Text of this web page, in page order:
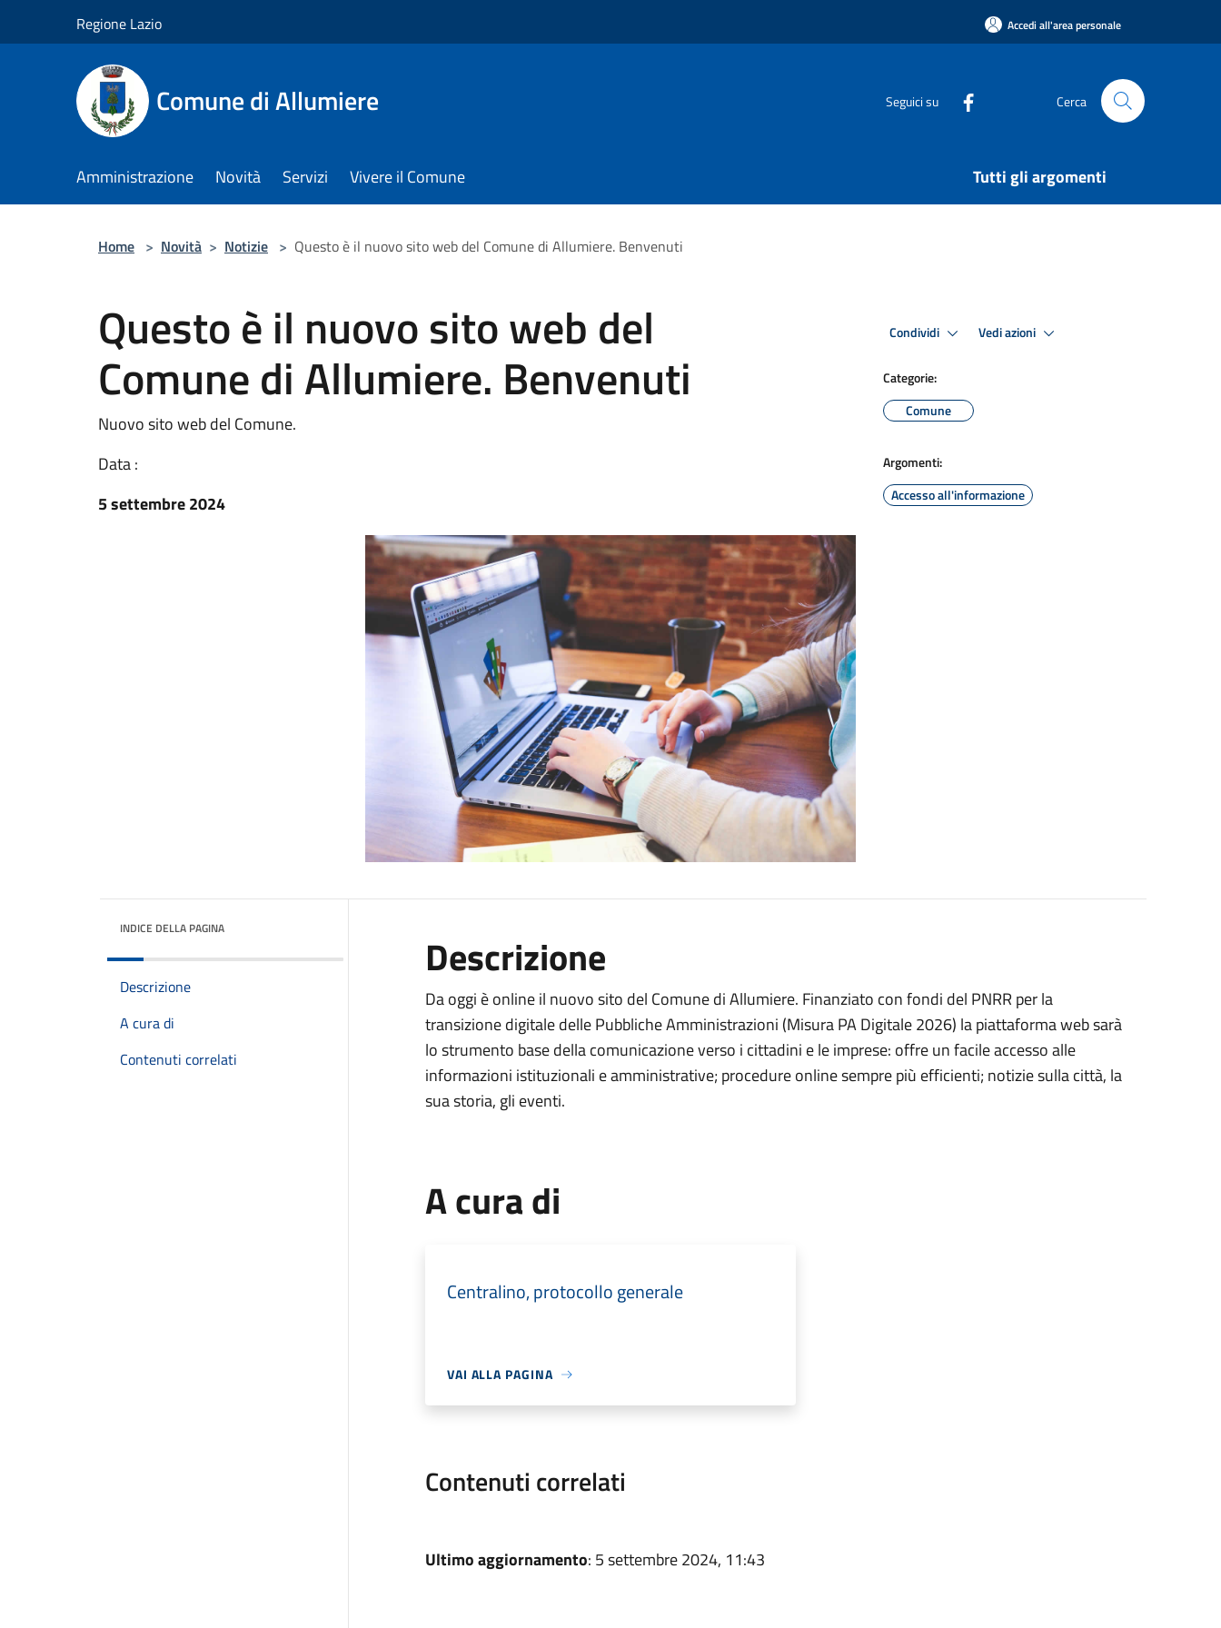
Regione Lazio Accedi all'area personale
Comune di Allumiere Seguici su Cerca
Amministrazione Novità Servizi Vivere il Comune Tutti gli argomenti
Home > Novità > Notizie > Questo è il nuovo sito web del Comune di Allumiere. Benvenuti
Questo è il nuovo sito web del
Comune di Allumiere. Benvenuti
Nuovo sito web del Comune.
Data :
5 settembre 2024
Condividi Vedi azioni
Categorie:
Comune
Argomenti:
Accesso all'informazione
INDICE DELLA PAGINA
Descrizione
A cura di
Contenuti correlati
Descrizione
Da oggi è online il nuovo sito del Comune di Allumiere. Finanziato con fondi del PNRR per la
transizione digitale delle Pubbliche Amministrazioni (Misura PA Digitale 2026) la piattaforma web sarà
lo strumento base della comunicazione verso i cittadini e le imprese: offre un facile accesso alle
informazioni istituzionali e amministrative; procedure online sempre più efficienti; notizie sulla città, la
sua storia, gli eventi.
A cura di
Centralino, protocollo generale
VAI ALLA PAGINA
Contenuti correlati
Ultimo aggiornamento: 5 settembre 2024, 11:43